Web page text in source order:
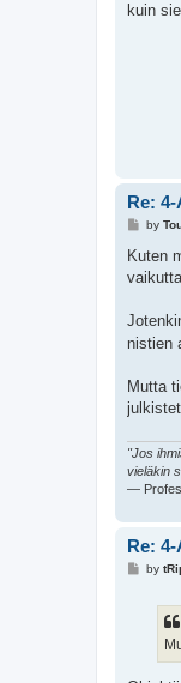
kuin
Re:
P
s
by
Kuten
nistien
Mutta
"Jos
vieläkin
—
Re:
Pby